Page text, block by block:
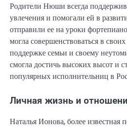
Родители Нюши всегда
увлечения и помогали ей в
отправили ее на уроки
могла совершенствоваться в
поддержке семьи и своему
смогла достичь высоких высот и
популярных исполнительниц в
Личная жизнь и
Наталья Ионова, более известная